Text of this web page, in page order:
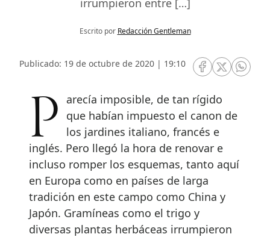
irrumpieron entre […]
Escrito por Redacción Gentleman
Publicado: 19 de octubre de 2020 | 19:10
RRSS Facebook
RRSSRRSS
Parecía imposible, de tan rígido
que habían impuesto el canon de
los jardines italiano, francés e
inglés. Pero llegó la hora de renovar e
incluso romper los esquemas, tanto aquí
en Europa como en países de larga
tradición en este campo como China y
Japón. Gramíneas como el trigo y
diversas plantas herbáceas irrumpieron